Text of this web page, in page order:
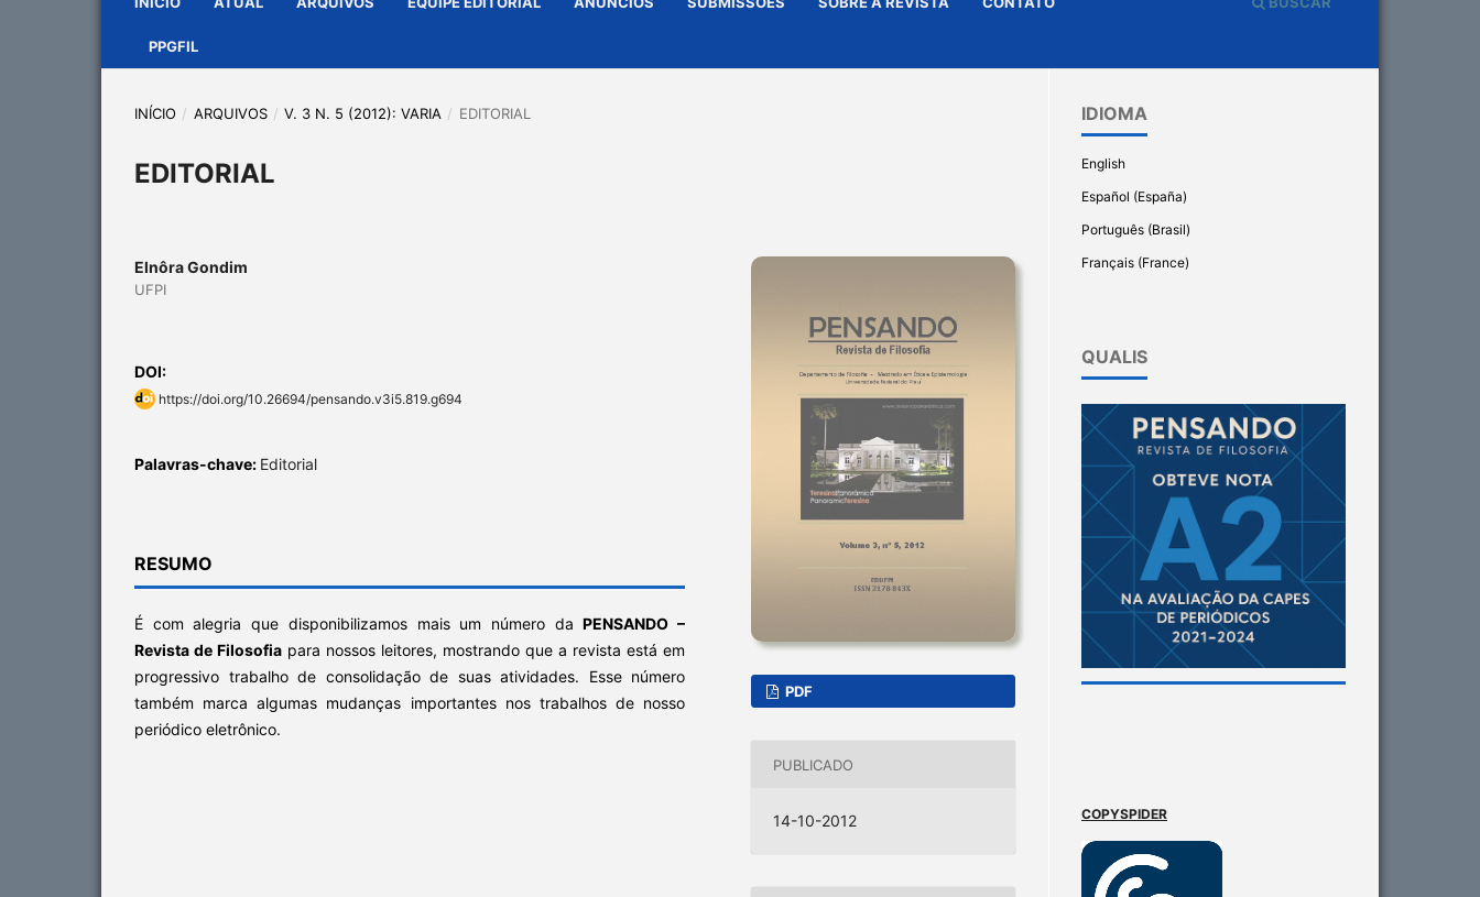
PPGFIL
INÍCIO / ARQUIVOS / V. 3 N. 5 (2012): VARIA / EDITORIAL
EDITORIAL
Elnôra Gondim
UFPI
DOI:
https://doi.org/10.26694/pensando.v3i5.819.g694
Palavras-chave: Editorial
RESUMO
É com alegria que disponibilizamos mais um número daPENSANDO –
Revista de Filosofia para nossos leitores, mostrando que a revista está em
progressivo trabalho de consolidação de suas atividades. Esse número
também marca algumas mudanças importantes nos trabalhos de nosso
periódico eletrônico.
PDF
PUBLICADO
14-10-2012
IDIOMA
English
Español (España)
Português (Brasil)
Français (France)
QUALIS
COPYSPIDER